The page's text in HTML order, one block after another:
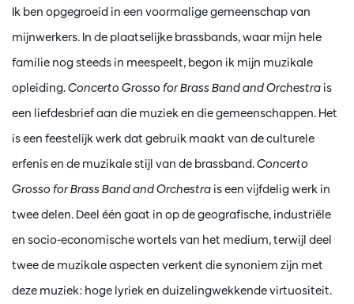
Ik ben opgegroeid in een voormalige gemeenschap van
mijnwerkers. In de plaatselijke brassbands, waar mijn hele
familie nog steeds in meespeelt, begon ik mijn muzikale
opleiding.Concerto Grosso for Brass Band and Orchestra is
een liefdesbrief aan die muziek en die gemeenschappen. Het
is een feestelijk werk dat gebruik maakt van de culturele
erfenis en de muzikale stijl van de brassband.Concerto
Grosso for Brass Band and Orchestra is een vijfdelig werk in
twee delen. Deel één gaat in op de geografische, industriële
en socio-economische wortels van het medium, terwijl deel
twee de muzikale aspecten verkent die synoniem zijn met
deze muziek: hoge lyriek en duizelingwekkende virtuositeit.